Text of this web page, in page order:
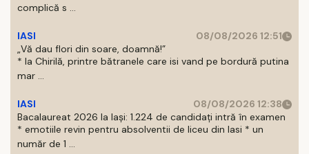
complică s ...
IASI
08/08/2026 12:51
„Vă dau flori din soare, doamnă!”
* la Chirilă, printre bătranele care isi vand pe bordură putina
mar ...
IASI
08/08/2026 12:38
Bacalaureat 2026 la Iași: 1.224 de candidați intră în examen
* emotiile revin pentru absolventii de liceu din Iasi * un
număr de 1 ...